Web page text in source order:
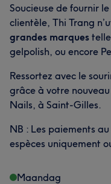
Soucieuse de fournir
clientèle, Thi Trang
grandes marques
gelpolish, ou encore
Ressortez avec le
grâce à votre
Nails, à Saint-Gilles.
NB : Les paiements
espèces uniquement
Maandag